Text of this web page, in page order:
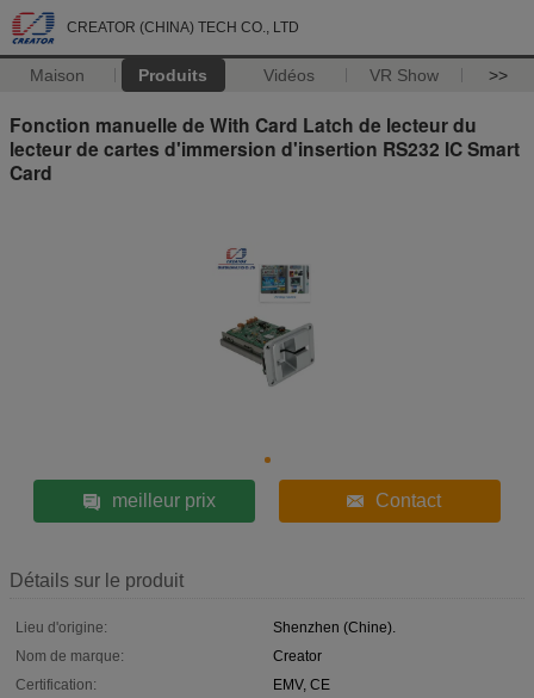
CREATOR (CHINA) TECH CO., LTD
Maison Produits Vidéos VR Show >>
Fonction manuelle de With Card Latch de lecteur du
lecteur de cartes d'immersion d'insertion RS232 IC Smart
Card
meilleur prix Contact
Détails sur le produit
Lieu d'origine:
Shenzhen (Chine).
Nom de marque:
Creator
Certification:
EMV, CE